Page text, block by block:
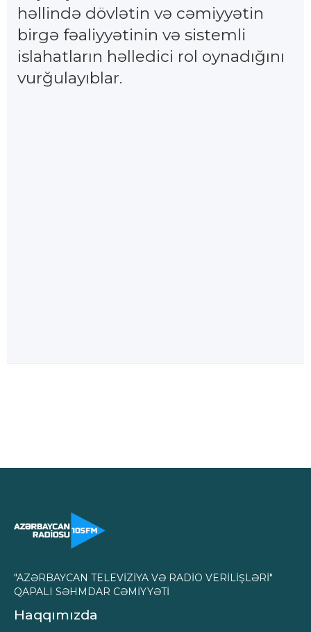
həllində dövlətin və cəmiyyətin
birgə fəaliyyətinin və sistemli
islahatların həlledici rol oynadığını
vurğulayıblar.
"AZƏRBAYCAN TELEVİZİYA VƏ RADİO VERİLİŞLƏRİ"
QAPALI SƏHMDAR CƏMİYYƏTİ
Haqqımızda